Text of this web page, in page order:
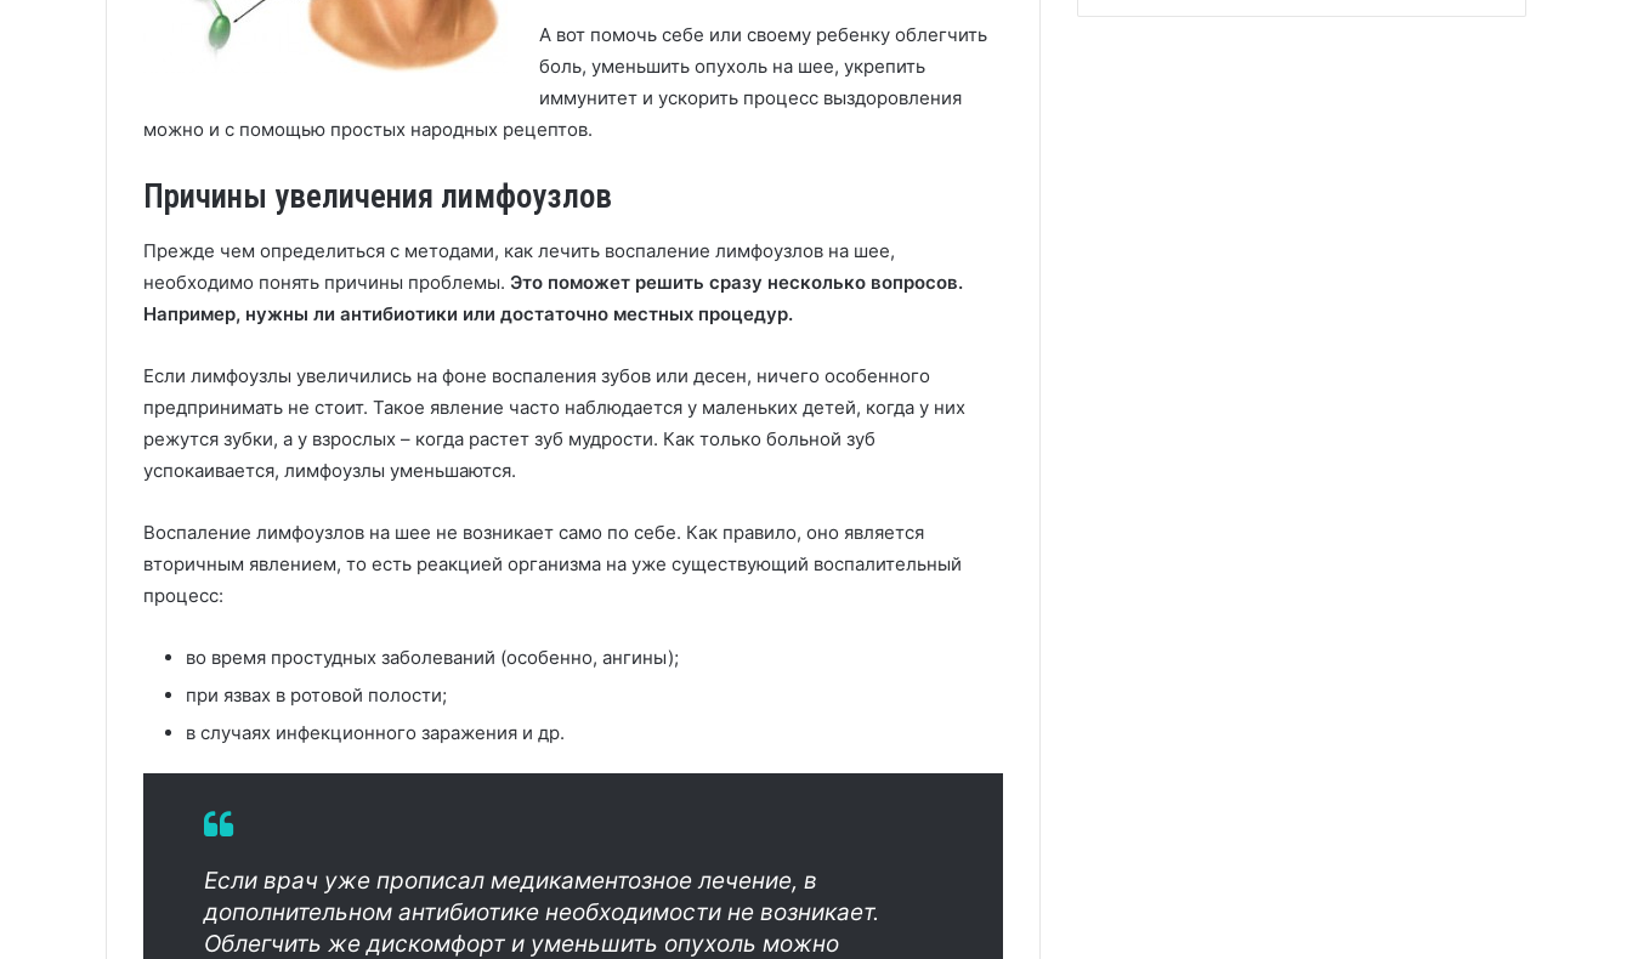
А вот помочь себе или своему ребенку облегчить
боль, уменьшить опухоль на шее, укрепить
иммунитет и ускорить процесс выздоровления
можно и с помощью простых народных рецептов.
Причины увеличения лимфоузлов
Прежде чем определиться с методами, как лечить воспаление лимфоузлов на шее,
необходимо понять причины проблемы. Это поможет решить сразу несколько вопросов.
Например, нужны ли антибиотики или достаточно местных процедур.
Если лимфоузлы увеличились на фоне воспаления зубов или десен, ничего особенного
предпринимать не стоит. Такое явление часто наблюдается у маленьких детей, когда у них
режутся зубки, а у взрослых – когда растет зуб мудрости. Как только больной зуб
успокаивается, лимфоузлы уменьшаются.
Воспаление лимфоузлов на шее не возникает само по себе. Как правило, оно является
вторичным явлением, то есть реакцией организма на уже существующий воспалительный
процесс:
во время простудных заболеваний (особенно, ангины);
при язвах в ротовой полости;
в случаях инфекционного заражения и др.
Если врач уже прописал медикаментозное лечение, в
дополнительном антибиотике необходимости не возникает.
Облегчить же дискомфорт и уменьшить опухоль можно